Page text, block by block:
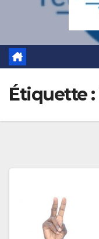
Étiquette :